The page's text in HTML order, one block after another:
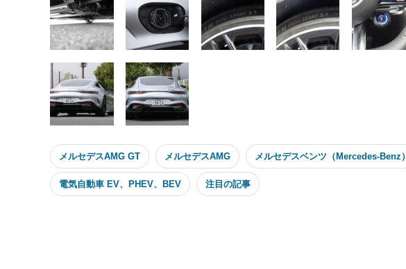
メルセデスAMG GT メルセデスAMG メルセデスベンツ（Mercedes-Benz）
電気自動車 EV、PHEV、BEV 注目の記事